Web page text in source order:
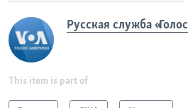
Русская служба
This item is part of